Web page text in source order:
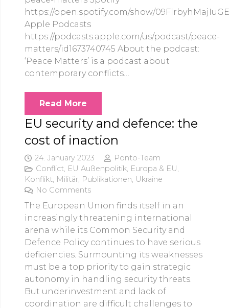
https://open.spotify.com/show/
Apple Podcasts
https://podcasts.apple.com/us/podcast/peace-
matters/id1673740745 About the podcast:
‘Peace Matters’ is a podcast about
contemporary conflicts…
Read More
EU security and defence: the
cost of inaction
24. January 2023
Ponto-Team
Conflict, EU Außenpolitik, Europa & EU,
Konflikt, Militär, Publikationen, Ukraine
No Comments
The European Union finds itself in an
increasingly threatening international
arena while its Common Security and
Defence Policy continues to have serious
deficiencies. Surmounting its weaknesses
must be a top priority to gain strategic
autonomy in handling security threats.
But underinvestment and lack of
coordination are difficult challenges to